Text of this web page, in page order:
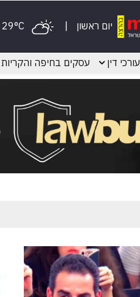
יום ראשון
עורכי דין עסקים בחיפה והקריות